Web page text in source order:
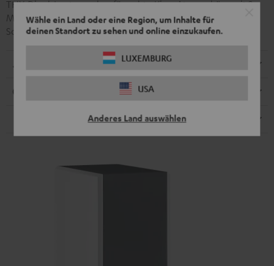
Wähle ein Land oder eine Region, um Inhalte für
deinen Standort zu sehen und online einzukaufen.
LUXEMBURG
USA
Anderes Land auswählen
THX-Dipol-Lautsprecher für echte Kino-Atmosphäre mit 2
Mittel- und Hochtönern (100-mm und 25-mm). Integrierte
Schlüssellochhalterung für Wandanbringung.